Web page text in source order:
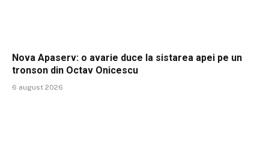
Nova Apaserv: o avarie duce la sistarea apei pe un
tronson din Octav Onicescu
6 august 2026